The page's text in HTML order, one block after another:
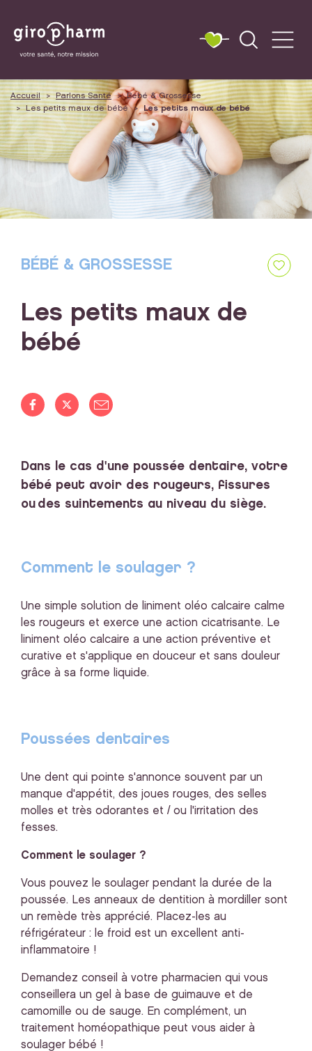
Accueil Parlons Santé
Bébé & Grossesse
Les petits maux de bébé
Les petits maux de bébé
BÉBÉ & GROSSESSE
Les petits maux de
bébé
Dans le cas d'une poussée dentaire, votre
bébé peut avoir des rougeurs, fissures
ou des suintements au niveau du siège.
Comment le soulager ?
Une simple solution de liniment oléo calcaire calme
les rougeurs et exerce une action cicatrisante. Le
liniment oléo calcaire a une action préventive et
curative et s'applique en douceur et sans douleur
grâce à sa forme liquide.
Poussées dentaires
Une dent qui pointe s'annonce souvent par un
manque d'appétit, des joues rouges, des selles
molles et très odorantes et / ou l'irritation des
fesses.
Comment le soulager ?
Vous pouvez le soulager pendant la durée de la
poussée. Les anneaux de dentition à mordiller sont
un remède très apprécié. Placez-les au
réfrigérateur : le froid est un excellent anti-
inflammatoire !
Demandez conseil à votre pharmacien qui vous
conseillera un gel à base de guimauve et de
camomille ou de sauge. En complément, un
traitement homéopathique peut vous aider à
soulager bébé !